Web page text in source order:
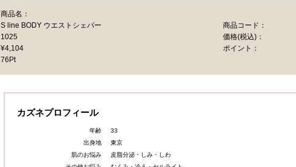
商品名：
S line BODY ウエストシェパー
商品コード：
1025
価格(税込) ：
¥4,104
ポイント：
76Pt
カズネプロフィール
年齢
33
出身地
東京
肌のお悩み
皮脂分泌・しみ・しわ